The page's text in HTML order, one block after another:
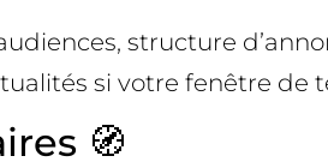
structure
si votre fenêtre de
🧭